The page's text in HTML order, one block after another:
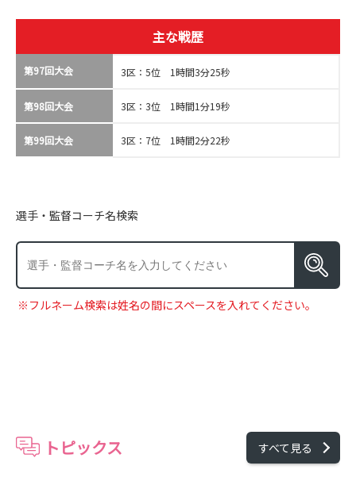
主な戦歴
第97回大会 3区：5位 1時間3分25秒
第98回大会 3区：3位 1時間1分19秒
第99回大会 3区：7位 1時間2分22秒
選手・監督コーチ名検索
※フルネーム検索は姓名の間にスペースを入れてください。
トピックス すべて見る